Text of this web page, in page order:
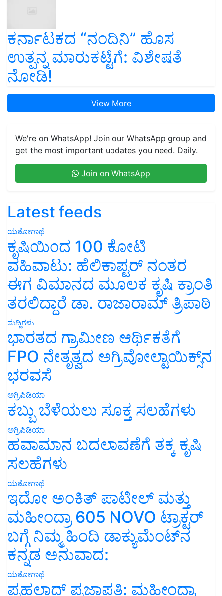
ಕರ್ನಾಟಕದ “ನಂದಿನಿ” ಹೊಸ
ಉತ್ಪನ್ನ ಮಾರುಕಟ್ಟೆಗೆ: ವಿಶೇಷತೆ
ನೋಡಿ!
View More
We're on WhatsApp! Join our WhatsApp group and
get the most important updates you need. Daily.
Join on WhatsApp
Latest feeds
ಯಶೋಗಾಥೆ
ಕೃಷಿಯಿಂದ 100 ಕೋಟಿ
ವಹಿವಾಟು: ಹೆಲಿಕಾಪ್ಟರ್ ನಂತರ
ಈಗ ವಿಮಾನದ ಮೂಲಕ ಕೃಷಿ ಕ್ರಾಂತಿ
ತರಲಿದ್ದಾರೆ ಡಾ. ರಾಜಾರಾಮ್ ತ್ರಿಪಾಠಿ
ಸುದ್ದಿಗಳು
ಭಾರತದ ಗ್ರಾಮೀಣ ಆರ್ಥಿಕತೆಗೆ
FPO ನೇತೃತ್ವದ ಅಗ್ರಿವೋಲ್ಟಾಯಿಕ್ಸ್‌ನ
ಭರವಸೆ
ಅಗ್ರಿಪಿಡಿಯಾ
ಕಬ್ಬು ಬೆಳೆಯಲು ಸೂಕ್ತ ಸಲಹೆಗಳು
ಅಗ್ರಿಪಿಡಿಯಾ
ಹವಾಮಾನ ಬದಲಾವಣೆಗೆ ತಕ್ಕ ಕೃಷಿ
ಸಲಹೆಗಳು
ಯಶೋಗಾಥೆ
ಇದೋ ಅಂಕಿತ್ ಪಾಟೀಲ್ ಮತ್ತು
ಮಹೀಂದ್ರಾ 605 NOVO ಟ್ರಾಕ್ಟರ್
ಬಗ್ಗೆ ನಿಮ್ಮ ಹಿಂದಿ ಡಾಕ್ಯುಮೆಂಟ್‌ನ
ಕನ್ನಡ ಅನುವಾದ:
ಯಶೋಗಾಥೆ
ಪ್ರಹಲಾದ್ ಪ್ರಜಾಪತಿ: ಮಹೀಂದ್ರಾ